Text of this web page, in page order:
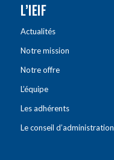
L’IEIF
Actualités
Notre mission
Notre offre
L’équipe
Les adhérents
Le conseil d’administration